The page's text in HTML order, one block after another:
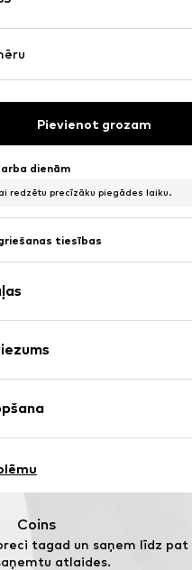
Pievienot grozam
dienām
redzētu precīzāku piegādes laiku.
tiesības
effekts
Coins
tagad un saņem līdz pat
atlaides.